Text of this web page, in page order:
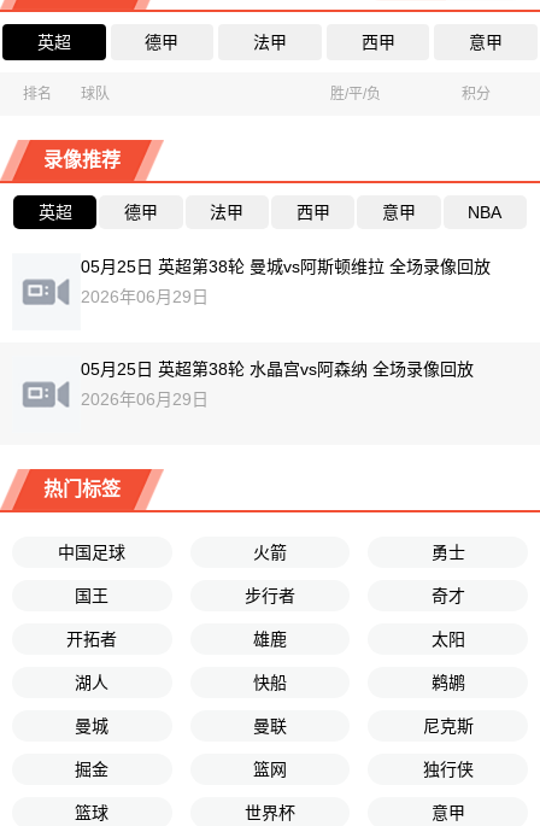
英超 德甲 法甲 西甲 意甲
排名 球队 胜/平/负 积分
录像推荐
英超 德甲 法甲 西甲 意甲 NBA
05月25日 英超第38轮 曼城vs阿斯顿维拉 全场录像回放
2026年06月29日
05月25日 英超第38轮 水晶宫vs阿森纳 全场录像回放
2026年06月29日
热门标签
中国足球 火箭 勇士
国王 步行者 奇才
开拓者 雄鹿 太阳
湖人 快船 鹈鹕
曼城 曼联 尼克斯
掘金 篮网 独行侠
篮球 世界杯 意甲